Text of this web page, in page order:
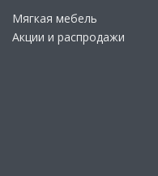
Мягкая мебель
Акции и распродажи